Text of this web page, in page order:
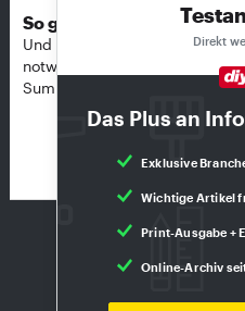
Das Plus an
Exklusive
Wichtige Artikel
Print-Ausgabe +
Online-Archiv
Direkt
So groß wie nie
Und in unsicheren Zeiten
notwendig wie nie: Der Global
Summit in Amsterdam …
zur